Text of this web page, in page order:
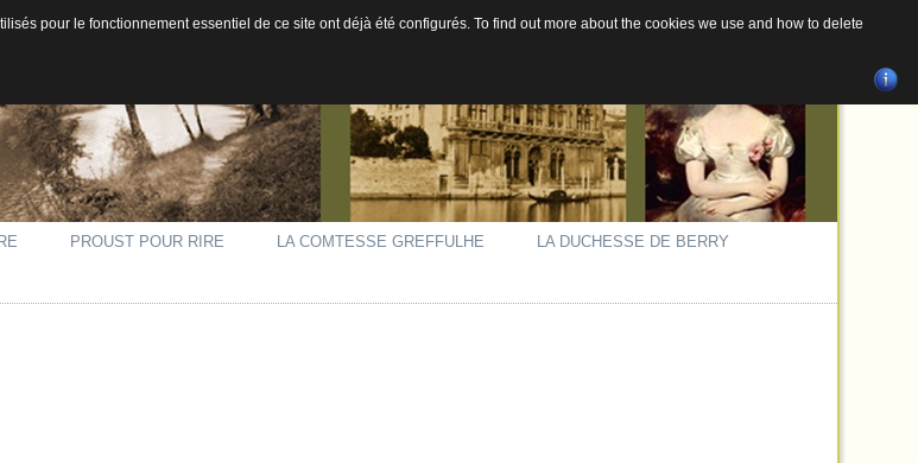
PROUST POUR RIRE LA COMTESSE GREFFULHE LA DUCHESSE DE BERRY
pour le fonctionnement essentiel de ce site ont déjà été configurés. To find out more about the cookies we use and how to delete